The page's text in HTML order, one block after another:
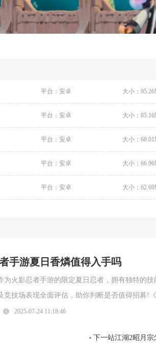
平台：安卓 大小：
平台：安卓 大小：
平台：安卓 大小：
平台：安卓 大小：
平台：安卓 大小：
手游夏日香燐值得入手吗
为火影忍者手游的限定夏日忍者，拥有独特的
竞技场表现全面评估，助你判断是否值得招募!
燐的普攻为五段连击。前两段以锁链的上撩与横
实际命中效果。需要注意的是，最后一段
2025-07-24 11:18:46
下一站江湖2昭月宗